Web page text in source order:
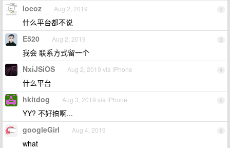
2
locoz Aug 2, 2019
什么平台都不说
3
E520 Aug 2, 2019
我会 联系方式留一个
4
NxiJSiOS Aug 2, 2019 via iPhone
什么平台
5
hkitdog Aug 3, 2019 via iPhone
YY? 不好搞啊...
6
googleGirl Aug 4, 2019
what